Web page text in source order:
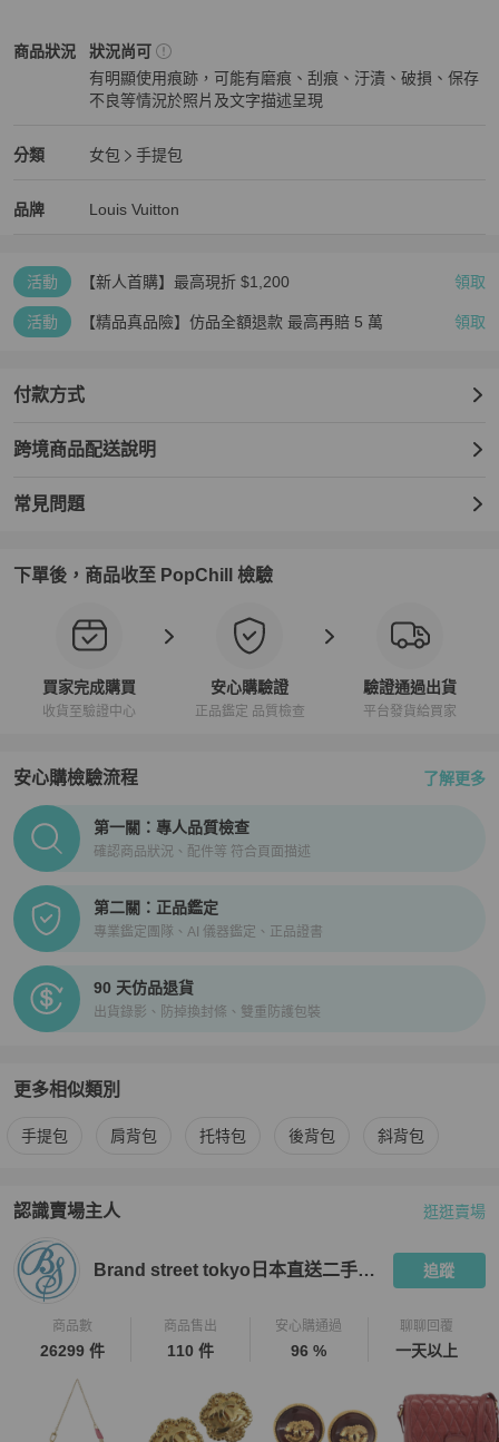
等級：BC
SKU：ki5519
金屬配件：刮痕
邊角：摩擦
其他備註：-
【PopChill 台灣購物保障】
★免國際運費，免高額關稅．90天仿品疑慮全額退款
★下單時於 PopChill 付費台幣499元加購安心購（正品鑑定）與（品
商品圖文相符以及二次鑑定和確認缺件，如存在重大落差，平台將提
供拍照服務，買家有權利取消訂單，無須支付任何費用。
【PopChill 香港購物保障】
★ 香港地區：下單時於 PopChill 付費港幣399元加購安心購（正貨鑑
照服務，買家有權利取消訂單，無須支付任何費用。
【PopChill 全球購物保障】
★若商品不通過PopChill 的品質檢查和鑑定，您的訂單將被取消，系
★ 鑑定將使用美國第三方權威專業鑑定機構之服務，大多數加贈正貨
證書，部分含鑑定分析。
【寄送時程相關】
★ 空運直送 │ 縮短您的等待時間
★ 依寄達國家區域、驗關、航班或氣候等不可控制因素而異。
★ 商品由境外寄至 PopChill 驗證中心鑑定（鑑證）通過後才配送，
因此比一般包裹需要多 2～3天的鑑定（鑑證）與檢查作業時間。
【商品瑕疵說明】
★ 日本中古奢侈品市場對於商品進行分級，讓消費者即使透過網購，
也能從英文字母等級（SA．A 級．B 級．BC 級）判斷商品的保存狀
況。
★ 二手商品非新品，圖文已盡力完整敘述細節，請買家務必將商品照
片放大看，並綜合商品圖片和文字去綜合考量與判斷。
明確標示等級，如下單即表示可接受商品狀況。
標準的不同，請務必下單前詳細確認商品照片細節和商品情報說明文
★ 中古品有正常使用痕跡，瑕疵基本已拍出，細節如圖，了解更多請
使用APP聊聊和客服聯繫。
★包袋尺寸由於測量手法不同，誤差在1cm-3cm屬於正常範圍，正常
範圍內誤差不作為退換貨依據。
【PopChill 台北 │ 香港 中英文雙語客戶服務】
★ 商品出售人授權 PopChill 台灣提供友善之中英文雙語客戶服務。
Chill 會幫您代為詢問日本賣家。
★ App 版聊聊服務時間：週一到週五 09:30～18:30。
★ 二手商品只有一件，如商品已經在原網站上被售出、刪除，PopC
商品狀況
Louis Vuitton女包商品狀態與細節
狀況尚可
有明顯使用痕跡，可能有磨痕、刮痕、汙漬、破損、保存
不良等情況於照片及文字描述呈現
分類
Louis Vuitton女包 分類資訊
女包
手提包
品牌
Louis Vuitton精品女包品牌介紹
Louis Vuitton
Louis Vuitton推薦清單
活動 【新人首購】最高現折 $1,200 領取
活動 【精品真品險】仿品全額退款 最高再賠 5 萬 領取
付款方式
跨境商品配送說明
常見問題
下單後，商品收至 PopChill 檢驗
買家完成購買
收貨至驗證中心
安心購驗證
正品鑑定 品質檢查
驗證通過出貨
平台發貨給買家
安心購檢驗流程 了解更多
PopChill拍拍圈正品驗證、安心購檢驗流程介紹
第一關：專人品質檢查
確認商品狀況、配件等 符合頁面描述
第二關：正品鑑定
專業鑑定團隊、AI 儀器鑑定、正品證書
90 天仿品退貨
出貨錄影、防掉換封條、雙重防護包裝
更多相似類別
更多Louis Vuitton女包 相似商品推薦
手提包 肩背包 托特包 後背包 斜背包
認識賣場主人
PopChill 拍拍圈嚴選賣家 Brand street tokyo日本直送二手名牌
逛逛賣場
Brand street tokyo日本直送二手名牌 追蹤
商品數
26299 件
商品售出
110 件
安心購通過
96 %
聊聊回覆
一天以上